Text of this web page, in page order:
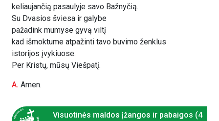
keliaujančią pasaulyje savo Bažnyčią.
Su Dvasios šviesa ir galybe
pažadink mumyse gyvą viltį
kad išmoktume atpažinti tavo buvimo ženklus
istorijos įvykiuose.
Per Kristų, mūsų Viešpatį.
A. Amen.
Visuotinės maldos įžangos ir pabaigos (4